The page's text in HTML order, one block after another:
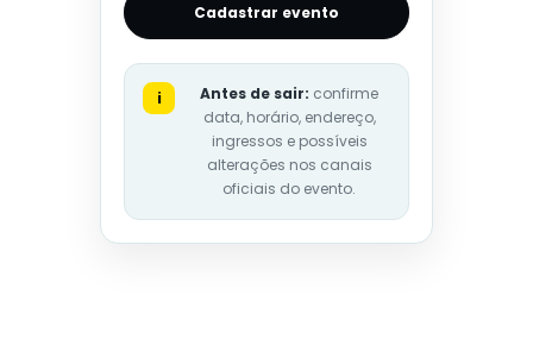
Cadastrar evento
i Antes de sair: confirme
data, horário, endereço,
ingressos e possíveis
alterações nos canais
oficiais do evento.